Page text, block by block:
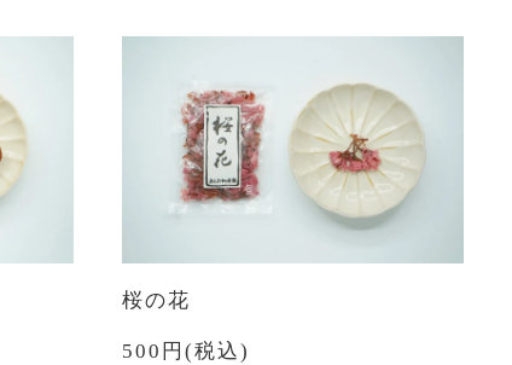
桜の花
500円(税込)